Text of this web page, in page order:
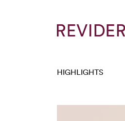
HIGHLIGHTS